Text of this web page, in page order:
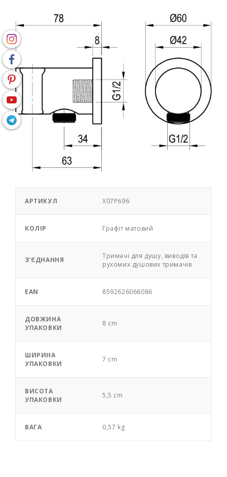
АРТИКУЛ X07P696
КОЛІР Графіт матовий
З'ЄДНАННЯ
Тримачі для душу, виводів та
рухомих душових тримачів
EAN 8592626066086
ДОВЖИНА
УПАКОВКИ
8 cm
ШИРИНА
УПАКОВКИ
7 cm
ВИСОТА
УПАКОВКИ
5,5 cm
ВАГА 0,57 kg